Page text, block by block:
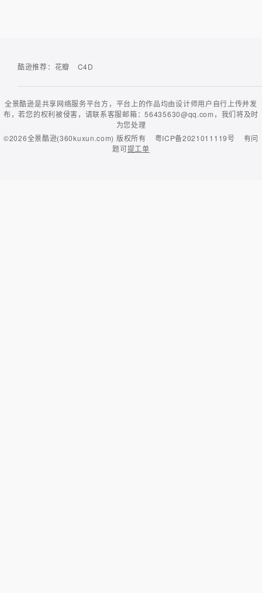
酷逊推荐： 花瓣 C4D
全景酷逊是共享网络服务平台方，平台上的作品均由设计师用户自行上传并发
布，若您的权利被侵害，请联系客服邮箱：56435630@qq.com，我们将及时
为您处理
©2026全景酷逊(360kuxun.com) 版权所有 粤ICP备2021011119号
有问
题可提工单